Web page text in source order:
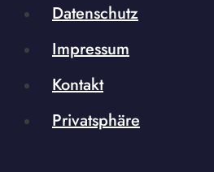
Datenschutz
Impressum
Kontakt
Privatsphäre